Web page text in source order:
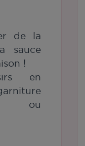
de la
sauce
!
en
ou